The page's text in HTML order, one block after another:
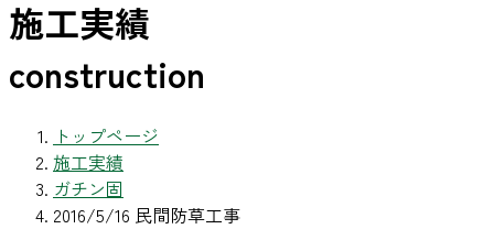
施工実績
construction
トップページ
施工実績
ガチン固
2016/5/16 民間防草工事